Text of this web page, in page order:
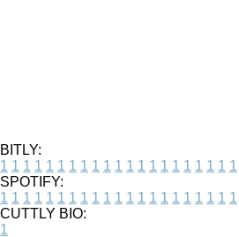
BITLY:
1 1 1 1 1 1 1 1 1 1 1 1 1 1 1 1 1 1 1 1 1
SPOTIFY:
1 1 1 1 1 1 1 1 1 1 1 1 1 1 1 1 1 1 1 1 1
CUTTLY BIO:
1